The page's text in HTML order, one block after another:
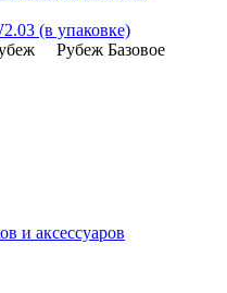
(в упаковке)
Рубеж Базовое
и аксессуаров